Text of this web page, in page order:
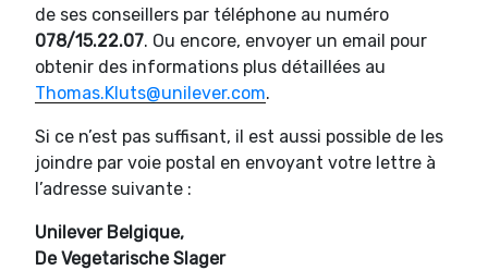
de ses conseillers par téléphone au numéro
078/15.22.07. Ou encore, envoyer un email pour
obtenir des informations plus détaillées au
Thomas.Kluts@unilever.com.
Si ce n’est pas suffisant, il est aussi possible de les
joindre par voie postal en envoyant votre lettre à
l’adresse suivante :
Unilever Belgique,
De Vegetarische Slager